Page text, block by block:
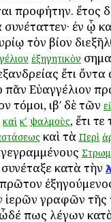
προφήτην. ἔτος
ἐν ᾧ
τὸν βίον
ἐξηγητικὸν
ἔτι ὄντα
πᾶν Εὐαγγέλιον
τόμοι, ιβʹ δὲ τῶν
καὶ κʹ ψαλμοὺς, ἔτι
καὶ τὰ Περὶ
συνέταξε κατὰ τὴν
πρῶτον
ἱερῶν γραφῶν
πως λέγων κατὰ